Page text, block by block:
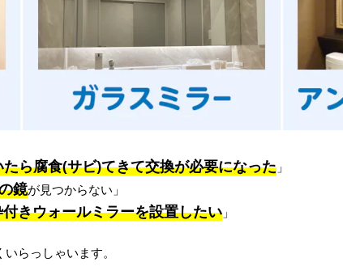
ら腐食(サビ)てきて交換が必要になった 」
鏡が見つからない」
きウォールミラーを設置したい 」
らっしゃいます。